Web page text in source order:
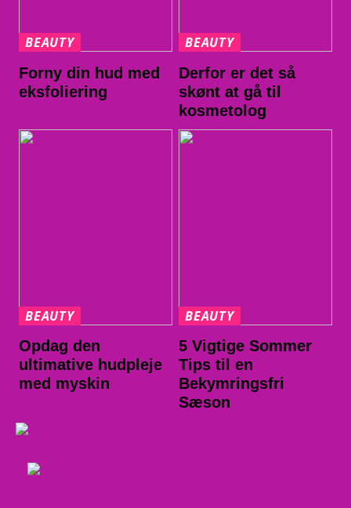
BEAUTY
Forny din hud med
eksfoliering
BEAUTY
Derfor er det så
skønt at gå til
kosmetolog
BEAUTY
Opdag den
ultimative hudpleje
med myskin
BEAUTY
5 Vigtige Sommer
Tips til en
Bekymringsfri
Sæson